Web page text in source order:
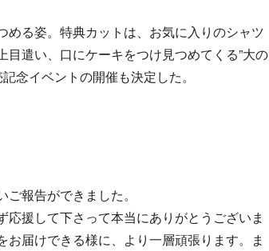
る姿。特典カットは、お気に入りのシャツ
遣い、口にケーキをつけ見つめてくる”大の
念イベントの開催も決定した。
報告ができました。
援して下さって本当にありがとうございま
届けできる様に、より一層頑張ります。ま